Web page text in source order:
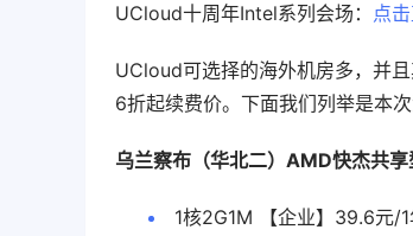
UCloud十周年Intel系列会场： 点
UCloud可选择的海外机房多，并
6折起续费价。下面我们列举是本
乌兰察布（华北二）AMD快杰共
1核2G1M 【企业】39.6元/